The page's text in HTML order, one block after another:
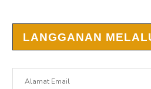
LANGGANAN